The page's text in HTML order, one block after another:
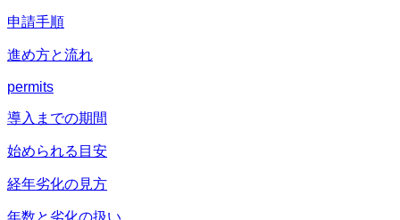
申請手順
進め方と流れ
permits
導入までの期間
始められる目安
経年劣化の見方
年数と劣化の扱い